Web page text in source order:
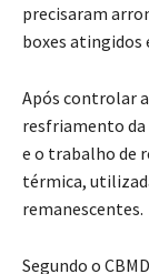
precisaram
boxes atingidos
Após controlar
resfriamento da
e o trabalho de
térmica,
remanescentes.
Segundo o